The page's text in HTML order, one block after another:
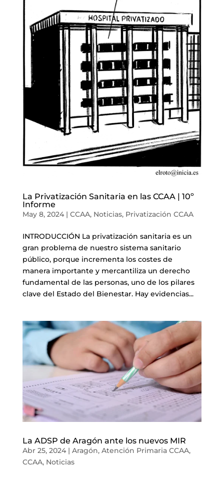
La Privatización Sanitaria en las CCAA | 10º
Informe
May 8, 2024| CCAA, Noticias, Privatización CCAA
INTRODUCCIÓN La privatización sanitaria es un
gran problema de nuestro sistema sanitario
público, porque incrementa los costes de
manera importante y mercantiliza un derecho
fundamental de las personas, uno de los pilares
clave del Estado del Bienestar. Hay evidencias...
La ADSP de Aragón ante los nuevos MIR
Abr 25, 2024| Aragón, Atención Primaria CCAA,
CCAA, Noticias